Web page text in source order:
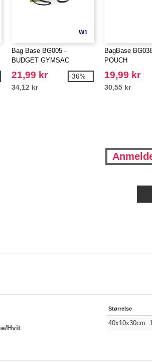
W1
Bag Base BG005 -
BUDGET GYMSAC
21,99 kr
34,12 kr
-36%
BagBase
POUCH
19,99 kr
30,55 kr
Hvit
Størrelse
40x10x30cm.